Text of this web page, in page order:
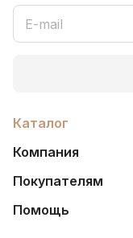
Каталог
Компания
Покупателям
Помощь